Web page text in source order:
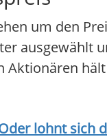
um den
ausgewählt
Aktionären
lohnt sich